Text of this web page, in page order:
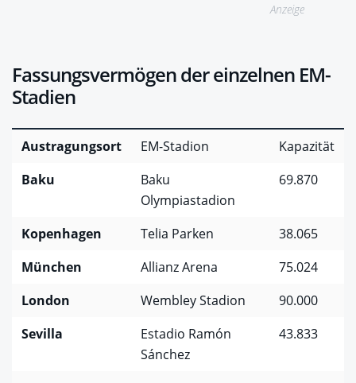
Anzeige
Fassungsvermögen der einzelnen EM-
Stadien
Austragungsort EM-Stadion
Kapazität
Baku
Baku
Olympiastadion
69.870
Kopenhagen Telia Parken
38.065
München
Allianz Arena
75.024
London
Wembley Stadion
90.000
Sevilla
Estadio Ramón
Sánchez
43.833